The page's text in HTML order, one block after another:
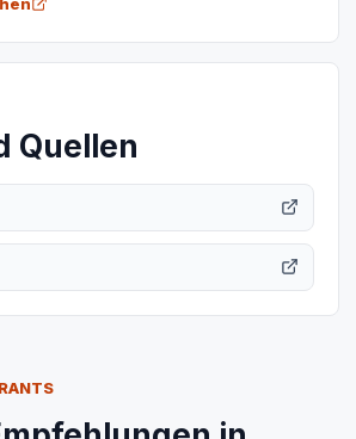
Quellen